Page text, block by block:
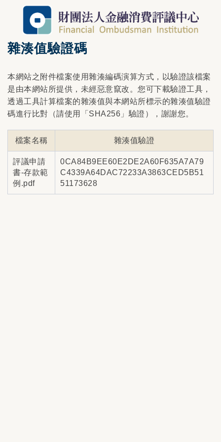
雜湊值驗證碼
本網站之附件檔案使用雜湊編碼演算方式，以驗證該檔案
是由本網站所提供，未經惡意竄改。您可下載驗證工具，
透過工具計算檔案的雜湊值與本網站所標示的雜湊值驗證
碼進行比對（請使用「SHA256」驗證），謝謝您。
檔案名稱 雜湊值驗證
評議申請
書-存款範
例.pdf
0CA84B9EE60E2DE2A60F635A7A79
C4339A64DAC72233A3863CED5B51
51173628